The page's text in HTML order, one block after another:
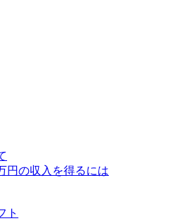
円の収入を得るには
ト